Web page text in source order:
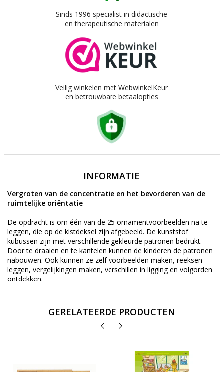
Sinds 1996 specialist in didactische
en therapeutische materialen
Veilig winkelen met WebwinkelKeur
en betrouwbare betaalopties
INFORMATIE
Vergroten van de concentratie en het bevorderen van de
ruimtelijke oriëntatie
De opdracht is om één van de 25 ornamentvoorbeelden na te
leggen, die op de kistdeksel zijn afgebeeld. De kunststof
kubussen zijn met verschillende gekleurde patronen bedrukt.
Door te draaien en te kantelen kunnen de kinderen de patronen
nabouwen. Ook kunnen ze zelf voorbeelden maken, reeksen
leggen, vergelijkingen maken, verschillen in ligging en volgorden
ontdekken.
GERELATEERDE PRODUCTEN